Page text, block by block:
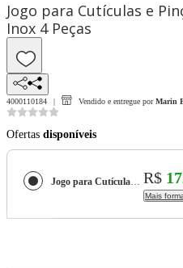
Jogo para Cutículas e
Inox 4 Peças
4000110184 Vendido e entregue por Marin
Ofertas disponíveis
Jogo para Cutículas e Pinça Tramontina em Aço Inox 4 Peças R$
Mais